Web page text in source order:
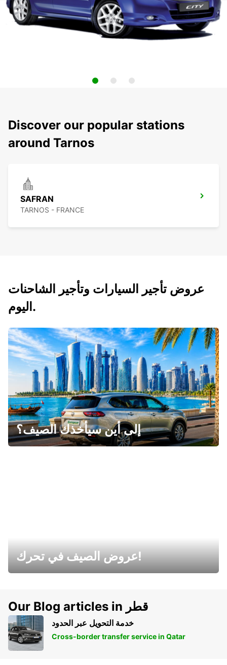
Discover our popular stations
around Tarnos
SAFRAN
TARNOS - FRANCE
عروض تأجير السيارات وتأجير الشاحنات
اليوم.
إلى أين سيأخذك الصيف؟
عروض الصيف في تحرك!
Our Blog articles in قطر
خدمة التحويل عبر الحدود
Cross-border transfer service in Qatar